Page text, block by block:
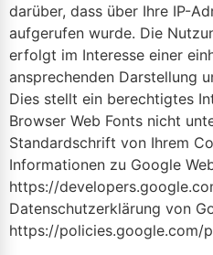
darüber, dass über Ihre IP-
aufgerufen wurde. Die
erfolgt im Interesse einer
ansprechenden Darstellung
Dies stellt ein berechtigtes
Browser Web Fonts nicht
Standardschrift von Ihrem
Informationen zu Google
https://
Datenschutzerklärung von
https://policies.google.com/